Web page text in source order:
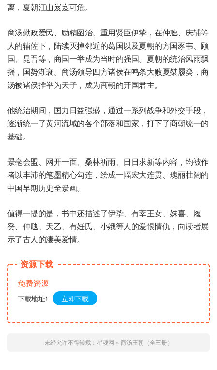
离，夏朝江山岌岌可危。
商汤勤政爱民、励精图治、重用贤臣伊挚，在仲虺、庆辅等
人的辅佐下，陆续灭掉邻近的葛国以及夏朝的方国豕韦、顾
国、昆吾等，商国一举成为当时的强国。夏朝的统治风雨飘
摇，国势渐衰。商汤领导四方诸侯在鸣条大败夏桀履癸，商
汤被诸侯推举为天子，成为商朝的开国君主。
他统治期间，国力日益强盛，通过一系列战争和外交手段，
逐渐统一了黄河流域的各个部落和国家，打下了商朝统一的
基础。
景亳会盟、网开一面、桑林祈雨、日日求新等内容，均被作
者以丰沛的笔墨精心勾连，绘成一幅宏大连贯、瑰丽壮阔的
中国早期历史全景画。
值得一提的是，书中还描述了伊挚、有莘王女、妺喜、履
癸、仲虺、天乙、有妊氏、小娥等人的爱恨情仇，向读者展
示了古人的凄美爱情。
资源下载
免费资源
下载地址1 立即下载
未经允许不得转载： 星魂网 » 商汤王朝（全三册）